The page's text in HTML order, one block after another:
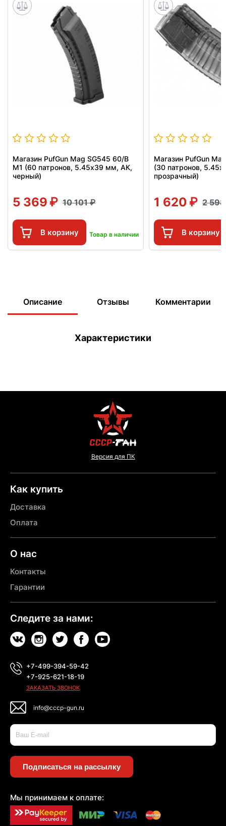
Магазин PufGun Mag SG545 60/B
M1 (60 патронов, 5.45х39 мм, АК,
черный)
5 369 10 101
В корзину Товар в наличии
Магазин PufGun
(30 патронов,
прозрачный)
1 620 2
В корзину
Описание Отзывы Комментарии
Характеристики
Версия для ПК
Как купить
Доставка
Оплата
О нас
Контакты
Гарантии
Следите за нами:
+7-499-394-59-42
+7-925-621-18-19
ЗАКАЗАТЬ ЗВОНОК
info@cccp-gun.ru
Подписаться на рассылку
Мы принимаем к оплате: